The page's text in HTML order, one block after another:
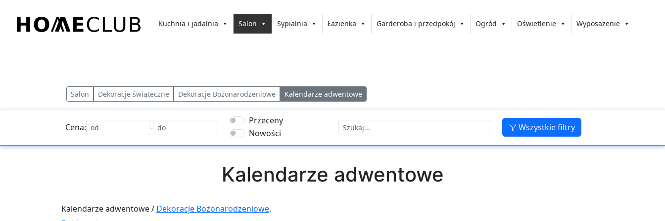
treści
Kuchnia i jadalnia Salon Sypialnia Łazienka Garderoba i przedpokój Ogród Oświetlenie Wyposażenie
Salon Dekoracje świąteczne Dekoracje Bożonarodzeniowe Kalendarze adwentowe
Cena: -
Przeceny
Nowości
Wszystkie filtry
Kalendarze adwentowe
Kalendarze adwentowe / Dekoracje Bożonarodzeniowe.